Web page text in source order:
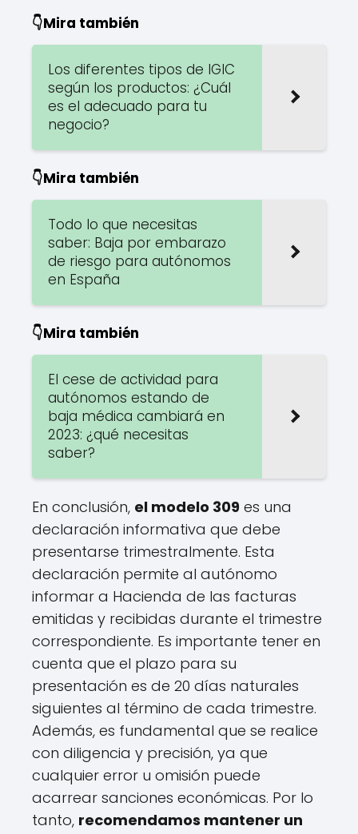
👇Mira también
Los diferentes tipos de IGIC
según los productos: ¿Cuál
es el adecuado para tu
negocio?
👇Mira también
Todo lo que necesitas
saber: Baja por embarazo
de riesgo para autónomos
en España
👇Mira también
El cese de actividad para
autónomos estando de
baja médica cambiará en
2023: ¿qué necesitas
saber?
En conclusión, el modelo 309 es una
declaración informativa que debe
presentarse trimestralmente. Esta
declaración permite al autónomo
informar a Hacienda de las facturas
emitidas y recibidas durante el trimestre
correspondiente. Es importante tener en
cuenta que el plazo para su
presentación es de 20 días naturales
siguientes al término de cada trimestre.
Además, es fundamental que se realice
con diligencia y precisión, ya que
cualquier error u omisión puede
acarrear sanciones económicas. Por lo
tanto, recomendamos mantener un